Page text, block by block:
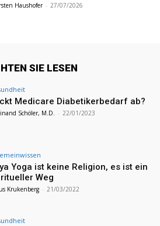
Haushofer - 27/07/2026
SIE LESEN
Medicare Diabetikerbedarf ab?
Schöler, M.D. - 22/01/2023
Yoga ist keine Religion, es ist ein
Weg
Krukenberg - 21/03/2022